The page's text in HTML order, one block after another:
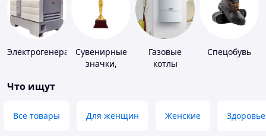
ЭлектрогенераторыСувенирные
значки,
Газовые
котлы
Спецобувь
Что ищут
Все товары Для женщин Женские Здоровье